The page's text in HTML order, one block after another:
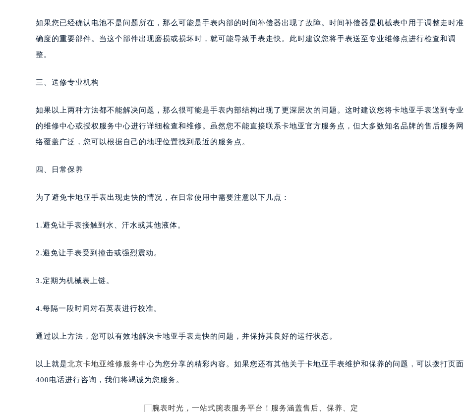
如果您已经确认电池不是问题所在，那么可能是手表内部的时间补偿器出现了故障。时间补偿器是机械表中用于调整走时准
确度的重要部件。当这个部件出现磨损或损坏时，就可能导致手表走快。此时建议您将手表送至专业维修点进行检查和调
整。
三、送修专业机构
如果以上两种方法都不能解决问题，那么很可能是手表内部结构出现了更深层次的问题。这时建议您将卡地亚手表送到专业
的维修中心或授权服务中心进行详细检查和维修。虽然您不能直接联系卡地亚官方服务点，但大多数知名品牌的售后服务网
络覆盖广泛，您可以根据自己的地理位置找到最近的服务点。
四、日常保养
为了避免卡地亚手表出现走快的情况，在日常使用中需要注意以下几点：
1.避免让手表接触到水、汗水或其他液体。
2.避免让手表受到撞击或强烈震动。
3.定期为机械表上链。
4.每隔一段时间对石英表进行校准。
通过以上方法，您可以有效地解决卡地亚手表走快的问题，并保持其良好的运行状态。
以上就是北京卡地亚维修服务中心为您分享的精彩内容。如果您还有其他关于卡地亚手表维护和保养的问题，可以拨打页面
400电话进行咨询，我们将竭诚为您服务。